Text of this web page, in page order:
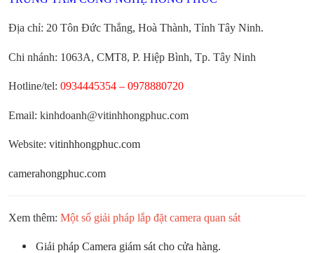
Địa chỉ: 20 Tôn Đức Thắng, Hoà Thành, Tỉnh Tây Ninh.
Chi nhánh: 1063A, CMT8, P. Hiệp Bình, Tp. Tây Ninh
Hotline/tel: 0934445354 – 0978880720
Email: kinhdoanh@vitinhhongphuc.com
Website: vitinhhongphuc.com
camerahongphuc.com
Xem thêm: Một số giải pháp lắp đặt camera quan sát
Giải pháp Camera giám sát cho cửa hàng.